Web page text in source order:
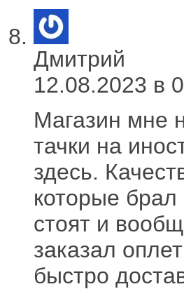
Дмитрий
12.08.2023 в
Магазин мне
тачки на
здесь.
которые
стоят и
заказал
быстро